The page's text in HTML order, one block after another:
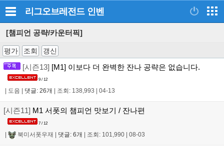
리그오브레전드 인벤
[챔피언 공략/카운터픽]
평가 조회 갱신
[시즌13] [M1] 이보다 더 완벽한 잔나 공략은 없습니다.
9 / 12
도음 댓글: 26개 조회: 138,993 04-13
[시즌11] M1 서폿의 챔피언 맛보기 / 잔나편
7 / 12
| 북미서폿우재 | 댓글: 6개 | 조회: 101,990 | 08-03